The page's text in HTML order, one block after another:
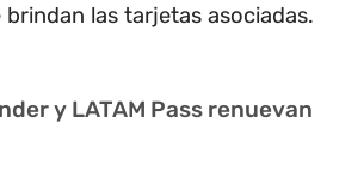
brindan las tarjetas asociadas.
y LATAM Pass renuevan